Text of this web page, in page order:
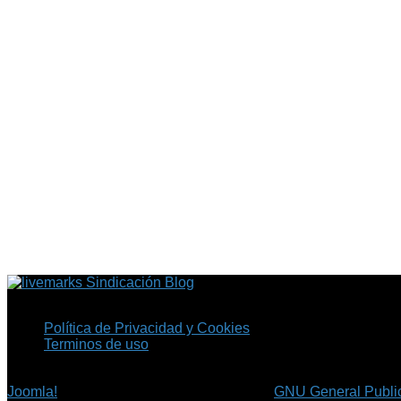
Sindicación Blog
Política de Privacidad y Cookies
Terminos de uso
Joomla!
GNU General